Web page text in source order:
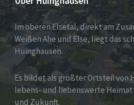
Im oberen Elsetal, direkt am
Weißen Ahe und Else, liegt das
Hüinghausen.
Es bildet als größter Ortsteil von
lebens- und liebenswerte
und Zukunft.